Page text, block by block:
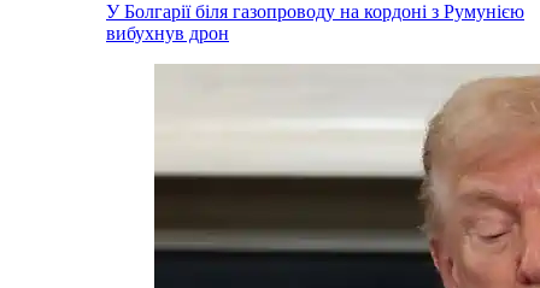
У Болгарії біля газопроводу на кордоні з Румунією
вибухнув дрон